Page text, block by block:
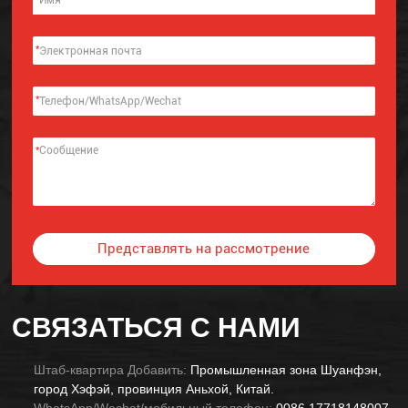
СВЯЗАТЬСЯ С НАМИ
Штаб-квартира Добавить: Промышленная зона Шуанфэн,
город Хэфэй, провинция Аньхой, Китай.
*
*
*
Представлять на рассмотрение